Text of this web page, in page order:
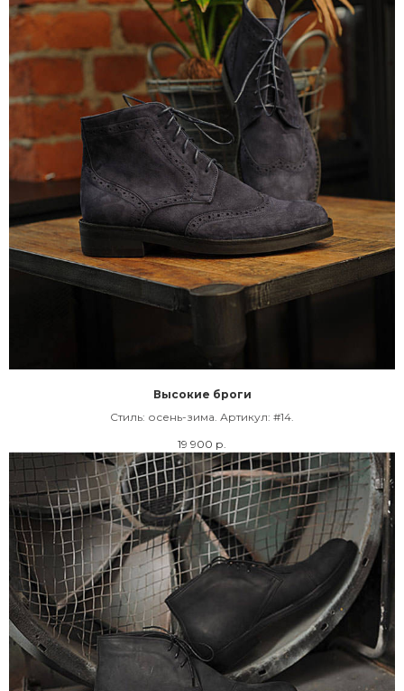
Высокие броги
Cтиль: осень-зима. Артикул: #14.
19 900 р.